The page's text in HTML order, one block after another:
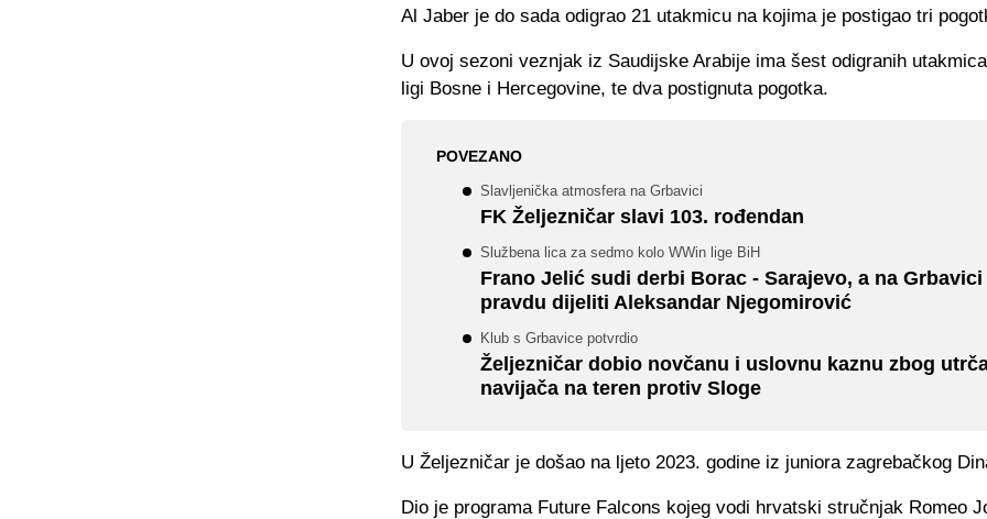
Al Jaber je do sada odigrao 21 utakmicu na kojima je postigao tri
U ovoj sezoni veznjak iz Saudijske Arabije ima šest odigranih
ligi Bosne i Hercegovine, te dva postignuta pogotka.
POVEZANO
Slavljenička atmosfera na Grbavici
FK Željezničar slavi 103. rođendan
Službena lica za sedmo kolo WWin lige BiH
Frano Jelić sudi derbi Borac - Sarajevo, a na Grbavici
pravdu dijeliti Aleksandar Njegomirović
Klub s Grbavice potvrdio
Željezničar dobio novčanu i uslovnu kaznu zbog
navijača na teren protiv Sloge
U Željezničar je došao na ljeto 2023. godine iz juniora zagrebačkog
Dio je programa Future Falcons kojeg vodi hrvatski stručnjak Romeo